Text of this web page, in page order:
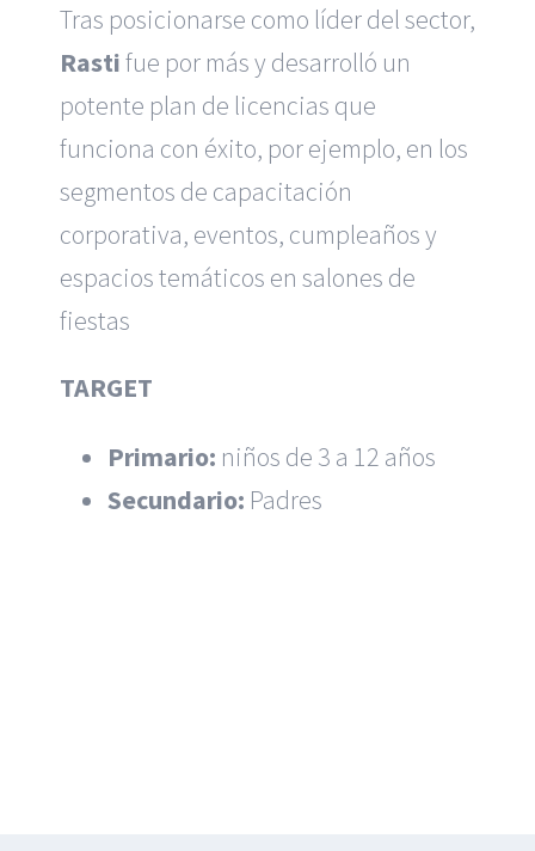
Tras posicionarse como líder del sector,
Rastifue por más y desarrolló un
potente plan de licencias que
funciona con éxito, por ejemplo, en los
segmentos de capacitación
corporativa, eventos, cumpleaños y
espacios temáticos en salones de
fiestas
TARGET
Primario: niños de 3 a 12 años
Secundario: Padres